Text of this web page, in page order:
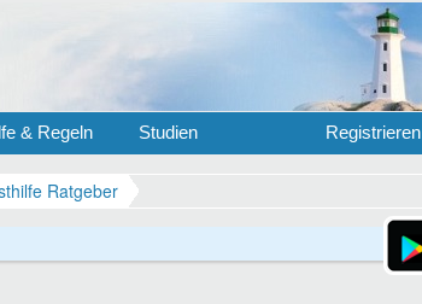
& Regeln Studien Registrieren
Ratgeber